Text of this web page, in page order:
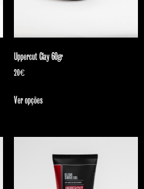
Uppercut Clay 60gr
20€
Ver opções